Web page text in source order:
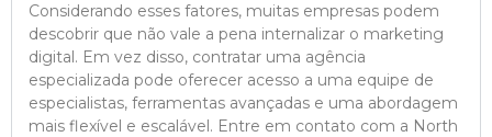
Considerando esses fatores, muitas empresas podem
descobrir que não vale a pena internalizar o marketing
digital. Em vez disso, contratar uma agência
especializada pode oferecer acesso a uma equipe de
especialistas, ferramentas avançadas e uma abordagem
mais flexível e escalável. Entre em contato com a North